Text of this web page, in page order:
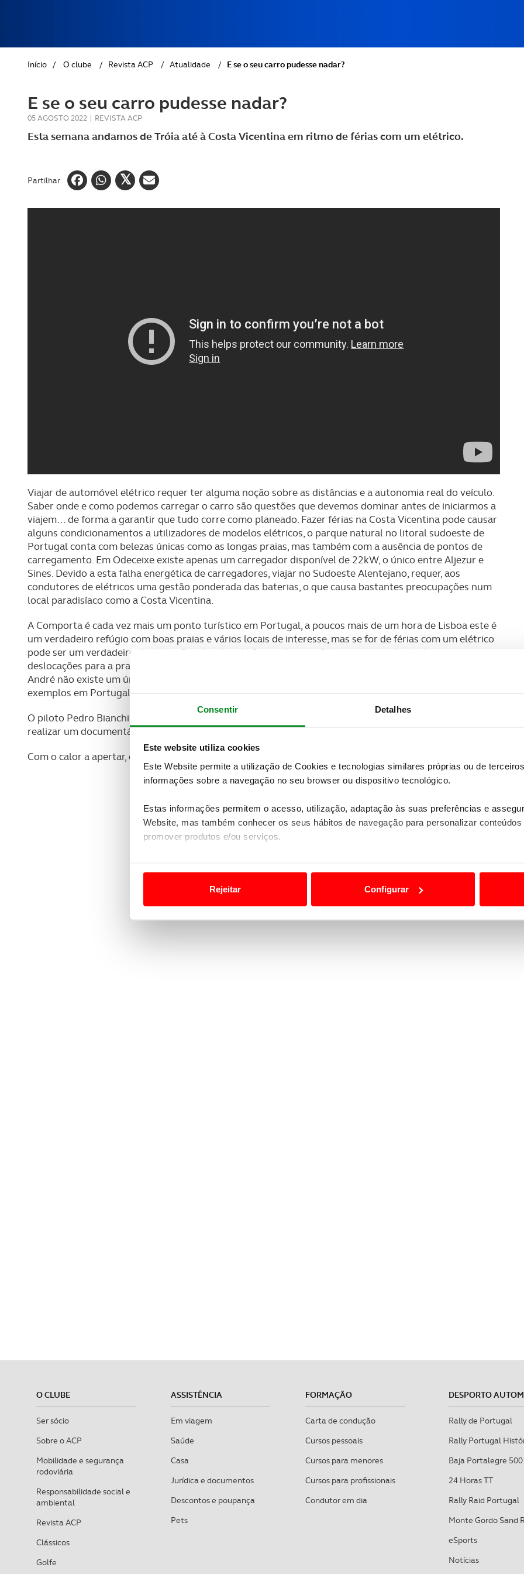
Consentir Detalhes
Este website utiliza cookies
Este Website permite a utilização de Cookies e tecnologias similares próprias ou de
informações sobre a navegação no seu browser ou dispositivo tecnológico.
Estas informações permitem o acesso, utilização, adaptação às suas preferências e
Website, mas também conhecer os seus hábitos de navegação para personalizar
promover produtos e/ou serviços.
Usamos cookies para melhorar a sua experiência digital, personalizar conteúdos e
funcionalidades de redes sociais, bem como para analisar dados de navegação no nosso
Adicionalmente partilhamos informação, relativa à sua utilização do nosso site de
Rejeitar Configurar
GOLFE
AUTOCARAVANISMO
Início / O clube / Revista ACP / Atualidade / E se o seu carro pudesse nadar?
E se o seu carro pudesse nadar?
05 AGOSTO 2022 | REVISTA ACP
Esta semana andamos de Tróia até à Costa Vicentina em ritmo de férias com um elétrico.
Partilhar
Viajar de automóvel elétrico requer ter alguma noção sobre as distâncias e a autonomia real do veículo.
Saber onde e como podemos carregar o carro são questões que devemos dominar antes de iniciarmos a
viajem… de forma a garantir que tudo corre como planeado. Fazer férias na Costa Vicentina pode causar
alguns condicionamentos a utilizadores de modelos elétricos, o parque natural no litoral sudoeste de
Portugal conta com belezas únicas como as longas praias, mas também com a ausência de pontos de
carregamento. Em Odeceixe existe apenas um carregador disponível de 22kW, o único entre Aljezur e
Sines. Devido a esta falha energética de carregadores, viajar no Sudoeste Alentejano, requer, aos
condutores de elétricos uma gestão ponderada das baterias, o que causa bastantes preocupações num
local paradisíaco como a Costa Vicentina.
A Comporta é cada vez mais um ponto turístico em Portugal, a poucos mais de um hora de Lisboa este é
um verdadeiro refúgio com boas praias e vários locais de interesse, mas se for de férias com um elétrico
pode ser um verdadeiro desastre. Se o local onde ficar a dormir não tiver carregador, todas as pequenas
deslocações para a praia terão de ser calculadas com rigor visto que entre Tróia e Vila Nova de Santo
André não existe um único posto de carregamento, uma extensão superior a 60km. Este é outro dos
exemplos em Portugal onde muito sol não chega para carregar baterias.
O piloto Pedro Bianchi Prata fala sobre o Rally Dakar e as experiências marcantes que o levaram a
realizar um documentário sobre a corrida.
Com o calor a apertar, o Amphicar pode ser a solução ideal para refrescar.
O CLUBE
Ser sócio
Sobre o ACP
Mobilidade e segurança
rodoviária
Responsabilidade social e
ambiental
Revista ACP
Clássicos
Golfe
ASSISTÊNCIA
Em viagem
Saúde
Casa
Jurídica e documentos
Descontos e poupança
Pets
FORMAÇÃO
Carta de condução
Cursos pessoais
Cursos para menores
Cursos para profissionais
Condutor em dia
DESPORTO
Rally de Portugal
Rally Portugal
Baja Portalegre 500
24 Horas TT
Rally Raid Portugal
Monte Gordo Sand
eSports
Notícias